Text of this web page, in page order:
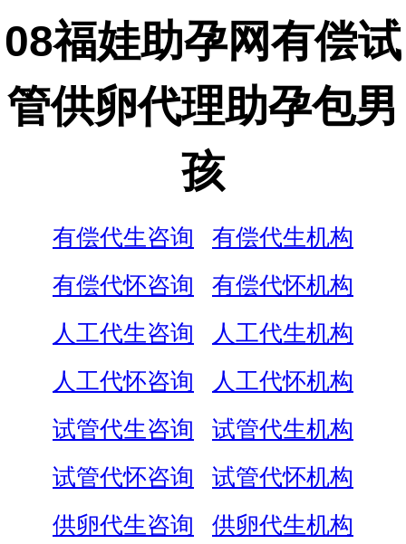
08福娃助孕网有偿试
管供卵代理助孕包男
孩
有偿代生咨询
有偿代生机构
有偿代怀咨询
有偿代怀机构
人工代生咨询
人工代生机构
人工代怀咨询
人工代怀机构
试管代生咨询
试管代生机构
试管代怀咨询
试管代怀机构
供卵代生咨询
供卵代生机构